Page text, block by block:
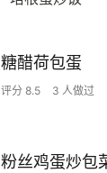
糖醋荷包蛋
评分 8.5 3 人做过